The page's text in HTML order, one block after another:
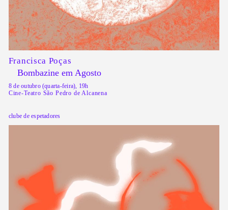
Francisca Poças
Bombazine em Agosto
8 de outubro (quarta-feira), 19h
Cine-Teatro São Pedro de Alcanena
clube de espetadores